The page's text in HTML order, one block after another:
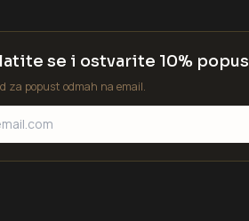
se i ostvarite 10%
za popust odmah na email.